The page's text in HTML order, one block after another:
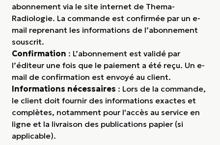
abonnement via le site internet de Thema-
Radiologie. La commande est confirmée par un e-
mail reprenant les informations de l’abonnement
souscrit.
Confirmation : L’abonnement est validé par
l’éditeur une fois que le paiement a été reçu. Un e-
mail de confirmation est envoyé au client.
Informations nécessaires : Lors de la commande,
le client doit fournir des informations exactes et
complètes, notamment pour l'accès au service en
ligne et la livraison des publications papier (si
applicable).